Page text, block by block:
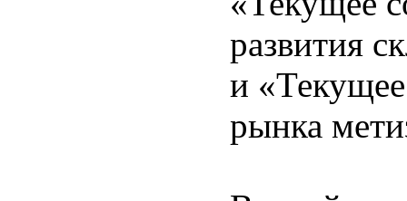
развития
и
рынка